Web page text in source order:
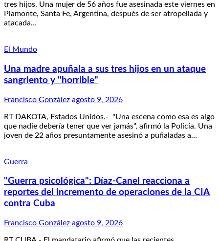
tres hijos. Una mujer de 56 años fue asesinada este viernes en
Piamonte, Santa Fe, Argentina, después de ser atropellada y
atacada…
El Mundo
Una madre apuñala a sus tres hijos en un ataque
sangriento y "horrible"
Francisco González agosto 9, 2026
RT DAKOTA, Estados Unidos.- "Una escena como esa es algo
que nadie debería tener que ver jamás", afirmó la Policía. Una
joven de 22 años presuntamente asesinó a puñaladas a…
Guerra
"Guerra psicológica": Díaz-Canel reacciona a
reportes del incremento de operaciones de la CIA
contra Cuba
Francisco González agosto 9, 2026